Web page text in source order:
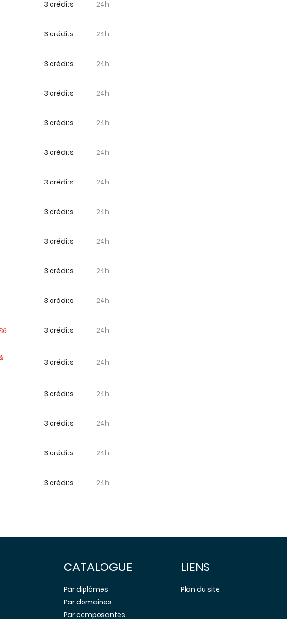
3 crédits 24h
3 crédits 24h
3 crédits 24h
3 crédits 24h
3 crédits 24h
3 crédits 24h
3 crédits 24h
3 crédits 24h
3 crédits 24h
3 crédits 24h
3 crédits 24h
3 crédits 24h
3 crédits 24h
3 crédits 24h
3 crédits 24h
3 crédits 24h
3 crédits 24h
CATALOGUE
Par diplômes
Par domaines
Par composantes
LIENS
Plan du site